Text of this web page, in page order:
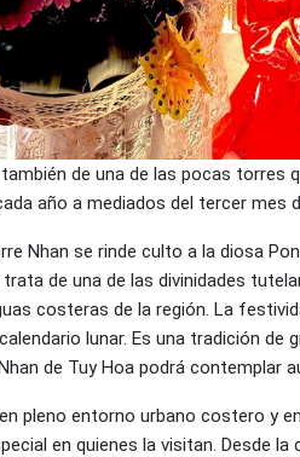
de una de las pocas torres
año a mediados del tercer mes
Nhan se rinde culto a la diosa
trata de una de las divinidades
costeras de la región. La
lunar. Es una tradición de
de Tuy Hoa podrá contemplar
pleno entorno urbano costero y
en quienes la visitan. Desde